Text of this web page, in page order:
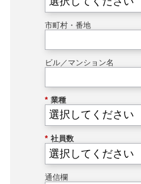
市町村・番地
ビル／マンション名
* 業種
* 社員数
通信欄